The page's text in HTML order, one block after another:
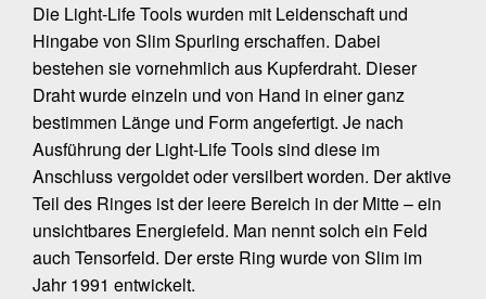
Die Light-Life Tools wurden mit Leidenschaft und
Hingabe von Slim Spurling erschaffen. Dabei
bestehen sie vornehmlich aus Kupferdraht. Dieser
Draht wurde einzeln und von Hand in einer ganz
bestimmen Länge und Form angefertigt. Je nach
Ausführung der Light-Life Tools sind diese im
Anschluss vergoldet oder versilbert worden. Der aktive
Teil des Ringes ist der leere Bereich in der Mitte – ein
unsichtbares Energiefeld. Man nennt solch ein Feld
auch Tensorfeld. Der erste Ring wurde von Slim im
Jahr 1991 entwickelt.